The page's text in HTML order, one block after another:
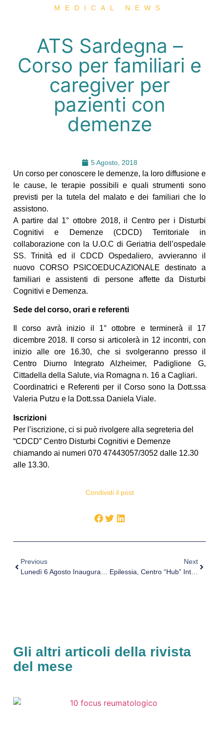
MEDICAL NEWS
ATS Sardegna –
Corso per familiari e
caregiver per
pazienti con
demenze
5 Agosto, 2018
Un corso per conoscere le demenze, la loro diffusione e
le cause, le terapie possibili e quali strumenti sono
previsti per la tutela del malato e dei familiari che lo
assistono.
A partire dal 1° ottobre 2018, il Centro per i Disturbi
Cognitivi e Demenze (CDCD) Territoriale in
collaborazione con la U.O.C di Geriatria dell’ospedale
SS. Trinità ed il CDCD Ospedaliero, avvieranno il
nuovo CORSO PSICOEDUCAZIONALE destinato a
familiari e assistenti di persone affette da Disturbi
Cognitivi e Demenza.
Sede del corso, orari e referenti
Il corso avrà inizio il 1° ottobre e terminerà il 17
dicembre 2018. Il corso si articolerà in 12 incontri, con
inizio alle ore 16.30, che si svolgeranno presso il
Centro Diurno Integrato Alzheimer, Padiglione G,
Cittadella della Salute, via Romagna n. 16 a Cagliari.
Coordinatrici e Referenti per il Corso sono la Dott.ssa
Valeria Putzu e la Dott.ssa Daniela Viale.
Iscrizioni
Per l’iscrizione, ci si può rivolgere alla segreteria del
“CDCD” Centro Disturbi Cognitivi e Demenze
chiamando ai numeri 070 47443057/3052 dalle 12.30
alle 13.30.
Condividi il post
Previous
Next
Epilessia, Centro “Hub” Interaziendale Per Curarla Con La Chirurgia
Gli altri articoli della rivista
del mese